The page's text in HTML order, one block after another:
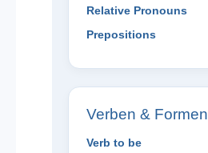
Relative Pronouns
Prepositions
Verben & Formen
Verb to be